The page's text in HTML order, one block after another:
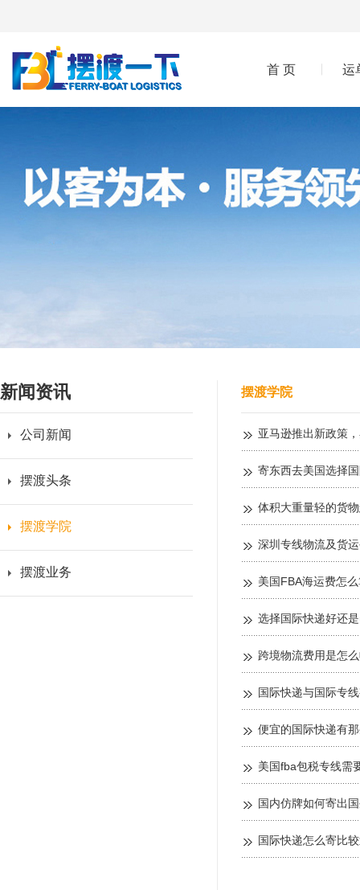
首 页 运
新闻资讯
公司新闻
摆渡头条
摆渡学院
摆渡业务
摆渡学院
亚马逊推出新政策
寄东西去美国选择
体积大重量轻的货
深圳专线物流及货
美国FBA海运费怎
选择国际快递好还
跨境物流费用是怎
国际快递与国际专
便宜的国际快递有
美国fba包税专线需
国内仿牌如何寄出
国际快递怎么寄比